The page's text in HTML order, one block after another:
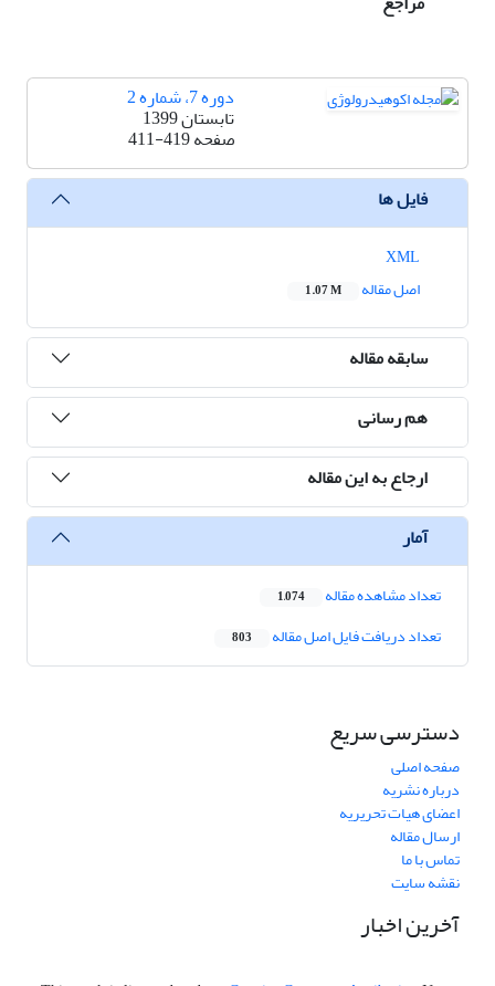
دوره 7، شماره 2
تابستان 1399
صفحه411-419
فایل ها
اصل مقاله
1.07 M
سابقه مقاله
هم رسانی
ارجاع به این مقاله
آمار
تعداد مشاهده مقاله 1,074
تعداد دریافت فایل اصل مقاله 803
دسترسی سریع
صفحه اصلی
درباره نشریه
اعضای هیات تحریریه
ارسال مقاله
تماس با ما
نقشه سایت
آخرین اخبار